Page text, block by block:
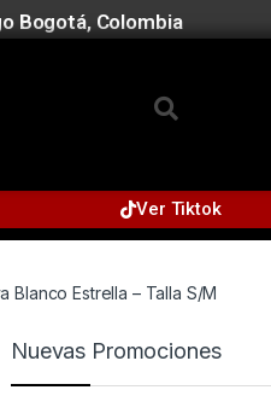
Bogotá, Colombia
Ver Tiktok
Blanco Estrella – Talla S/M
Nuevas Promociones